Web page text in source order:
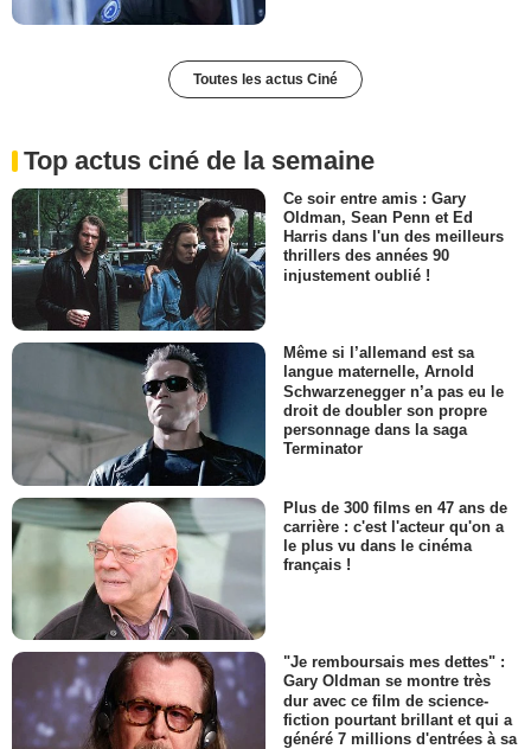
Toutes les actus Ciné
Top actus ciné de la semaine
Ce soir entre amis : Gary
Oldman, Sean Penn et Ed
Harris dans l'un des meilleurs
thrillers des années 90
injustement oublié !
Même si l’allemand est sa
langue maternelle, Arnold
Schwarzenegger n’a pas eu le
droit de doubler son propre
personnage dans la saga
Terminator
Plus de 300 films en 47 ans de
carrière : c'est l'acteur qu'on a
le plus vu dans le cinéma
français !
"Je remboursais mes dettes" :
Gary Oldman se montre très
dur avec ce film de science-
fiction pourtant brillant et qui a
généré 7 millions d'entrées à sa